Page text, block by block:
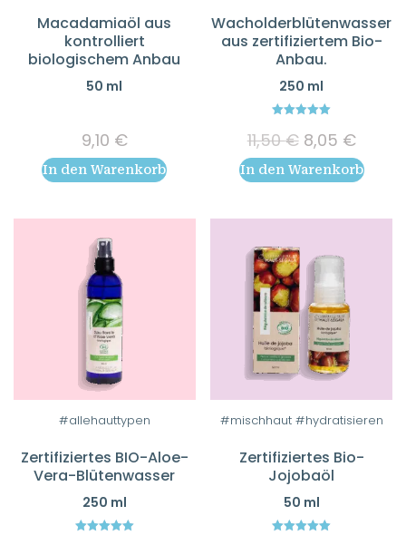
Macadamiaöl aus
kontrolliert
biologischem Anbau
50 ml
9,10 €
In den Warenkorb
Wacholderblütenwasser
aus zertifiziertem Bio-
Anbau.
250 ml
out of 5
11,50€
Preis
war:
8,05 €
Preis
ist:
In den Warenkorb
#allehauttypen
Zertifiziertes BIO-Aloe-
Vera-Blütenwasser
250 ml
#mischhaut #hydratisieren
Zertifiziertes Bio-
Jojobaöl
50 ml